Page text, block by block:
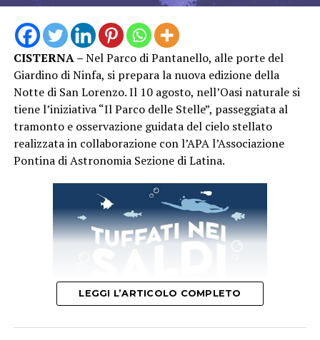
Piazza Lanzuisi si è così confermata ancora una volta
luogo di incontro e condivisione, con una nuova serata
capace di richiamare una significativa presenza di
pubblico nel centro storico di San Felice Circeo. “Un
Mare di Cinema” proseguirà con i prossimi
appuntamenti in programma, continuando a unire
cinema, cultura e territorio nelle serate estive di San
Felice Circeo.
CISTERNA –Nel Parco di Pantanello, alle porte del
Giardino di Ninfa, si prepara la nuova edizione della
Notte di San Lorenzo. Il 10 agosto, nell’Oasi naturale si
tiene l’iniziativa “Il Parco delle Stelle”, passeggiata al
tramonto e osservazione guidata del cielo stellato
realizzata in collaborazione con l’APA l’Associazione
Pontina di Astronomia Sezione di Latina.
LEGGI L’ARTICOLO COMPLETO